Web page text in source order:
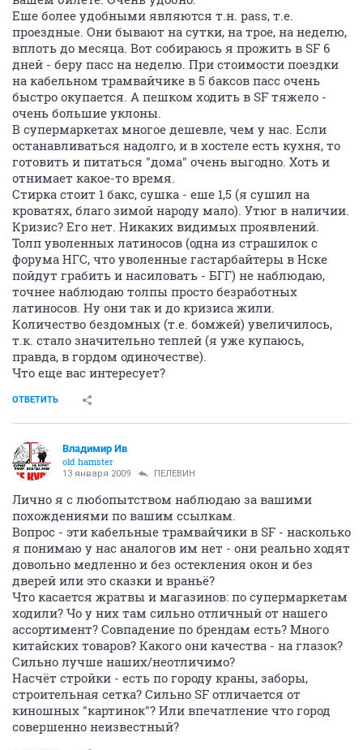
Еше более удобными являются т.н. pass, т.е.
проездные. Они бывают на сутки, на трое, на неделю,
вплоть до месяца. Вот собираюсь я прожить в SF 6
дней - беру пасс на неделю. При стоимости поездки
на кабельном трамвайчике в 5 баксов пасс очень
быстро окупается. А пешком ходить в SF тяжело -
очень большие уклоны.
В супермаркетах многое дешевле, чем у нас. Если
останавливаться надолго, и в хостеле есть кухня, то
готовить и питаться "дома" очень выгодно. Хоть и
отнимает какое-то время.
Стирка стоит 1 бакс, сушка - еше 1,5 (я сушил на
кроватях, благо зимой народу мало). Утюг в наличии.
Кризис? Его нет. Никаких видимых проявлений.
Толп уволенных латиносов (одна из страшилок с
форума НГС, что уволенные гастарбайтеры в Нске
пойдут грабить и насиловать - БГГ) не наблюдаю,
точнее наблюдаю толпы просто безработных
латиносов. Ну они так и до кризиса жили.
Количество бездомных (т.е. бомжей) увеличилось,
т.к. стало значительно теплей (я уже купаюсь,
правда, в гордом одиночестве).
Что еще вас интересует?
ОТВЕТИТЬ
Владимир Ив
old hamster
13 января 2009 ПЕЛЕВИН
Лично я с любопытством наблюдаю за вашими
похождениями по вашим ссылкам.
Вопрос - эти кабельные трамвайчики в SF - насколько
я понимаю у нас аналогов им нет - они реально ходят
довольно медленно и без остекления окон и без
дверей или это сказки и враньё?
Что касается жратвы и магазинов: по супермаркетам
ходили? Чо у них там сильно отличный от нашего
ассортимент? Совпадение по брендам есть? Много
китайских товаров? Какого они качества - на глазок?
Сильно лучше наших/неотличимо?
Насчёт стройки - есть по городу краны, заборы,
строительная сетка? Сильно SF отличается от
киношных "картинок"? Или впечатление что город
совершенно неизвестный?